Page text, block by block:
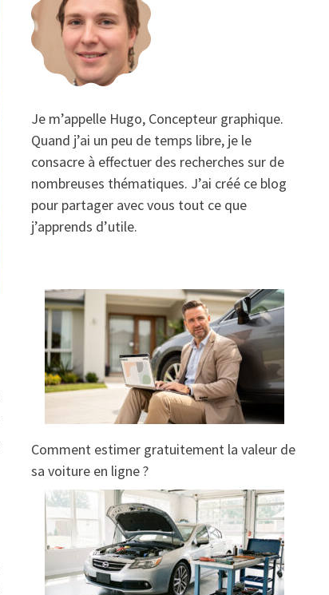
Je m’appelle Hugo, Concepteur graphique.
Quand j’ai un peu de temps libre, je le
consacre à effectuer des recherches sur de
nombreuses thématiques. J’ai créé ce blog
pour partager avec vous tout ce que
j’apprends d’utile.
Comment estimer gratuitement la valeur de
sa voiture en ligne ?